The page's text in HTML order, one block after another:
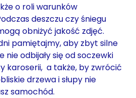
o roli warunków
deszczu czy śniegu
obniżyć jakość zdjęć.
pamiętajmy, aby zbyt silne
nie odbijały się od soczewki
karoserii, a także, by zwrócić
drzewa i słupy nie
samochód.